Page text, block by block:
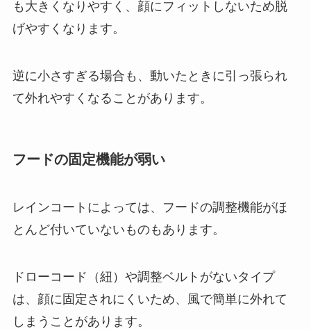
も大きくなりやすく、顔にフィットしないため脱
げやすくなります。
逆に小さすぎる場合も、動いたときに引っ張られ
て外れやすくなることがあります。
フードの固定機能が弱い
レインコートによっては、フードの調整機能がほ
とんど付いていないものもあります。
ドローコード（紐）や調整ベルトがないタイプ
は、顔に固定されにくいため、風で簡単に外れて
しまうことがあります。